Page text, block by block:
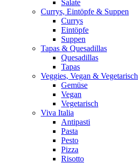
Salate
Currys, Eintöpfe & Suppen
Currys
Eintöpfe
Suppen
Tapas & Quesadillas
Quesadillas
Tapas
Veggies, Vegan & Vegetarisch
Gemüse
Vegan
Vegetarisch
Viva Italia
Antipasti
Pasta
Pesto
Pizza
Risotto